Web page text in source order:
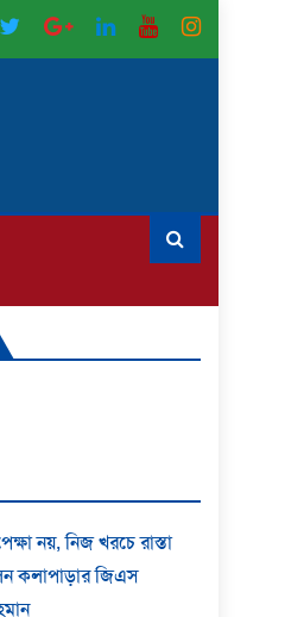
নয়, নিজ খরচে রাস্তা
কলাপাড়ার জিএস